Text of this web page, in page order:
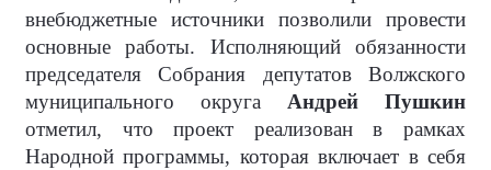
внебюджетные источники позволили провести
основные работы. Исполняющий обязанности
председателя Собрания депутатов Волжского
муниципального округа Андрей Пушкин
отметил, что проект реализован в рамках
Народной программы, которая включает в себя